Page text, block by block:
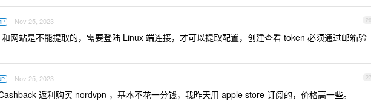
26
Nov 25, 2023
网站是不能提取的，需要登陆 Linux 端连接，才可以提取配置，创建查看 token 必须通过邮箱验
27
Nov 25, 2023
返利购买 nordvpn ，基本不花一分钱，我昨天用 apple store 订阅的，价格高一些。